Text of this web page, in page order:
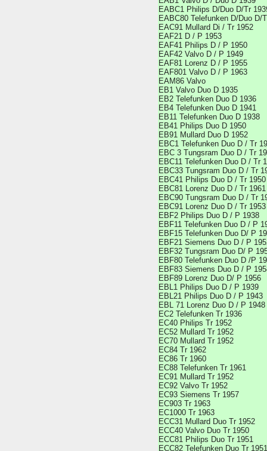
EABC1 Philips D/Duo D/Tr
EABC80 Telefunken D/Duo D/
EAC91 Mullard Di / Tr 1952
EAF21 D / P 1953
EAF41 Philips D / P 1950
EAF42 Valvo D / P 1949
EAF81 Lorenz D / P 1955
EAF801 Valvo D / P 1963
EAM86 Valvo
EB1 Valvo Duo D 1935
EB2 Telefunken Duo D 1936
EB4 Telefunken Duo D 1941
EB11 Telefunken Duo D 1938
EB41 Philips Duo D 1950
EB91 Mullard Duo D 1952
EBC1 Telefunken Duo D / Tr
EBC 3 Tungsram Duo D / Tr
EBC11 Telefunken Duo D / Tr
EBC33 Tungsram Duo D / Tr
EBC41 Philips Duo D / Tr 1950
EBC81 Lorenz Duo D / Tr 1961
EBC90 Tungsram Duo D / Tr
EBC91 Lorenz Duo D / Tr 1953
EBF2 Philips Duo D / P 1938
EBF11 Telefunken Duo D / P
EBF15 Telefunken Duo D/ P
EBF21 Siemens Duo D / P
EBF32 Tungsram Duo D/ P
EBF80 Telefunken Duo D /P
EBF83 Siemens Duo D / P
EBF89 Lorenz Duo D/ P 1956
EBL1 Philips Duo D / P 1939
EBL21 Philips Duo D / P 1943
EBL 71 Lorenz Duo D / P 1948
EC2 Telefunken Tr 1936
EC40 Philips Tr 1952
EC52 Mullard Tr 1952
EC70 Mullard Tr 1952
EC84 Tr 1962
EC86 Tr 1960
EC88 Telefunken Tr 1961
EC91 Mullard Tr 1952
EC92 Valvo Tr 1952
EC93 Siemens Tr 1957
EC903 Tr 1963
EC1000 Tr 1963
ECC31 Mullard Duo Tr 1952
ECC40 Valvo Duo Tr 1950
ECC81 Philips Duo Tr 1951
ECC82 Telefunken Duo Tr 1951